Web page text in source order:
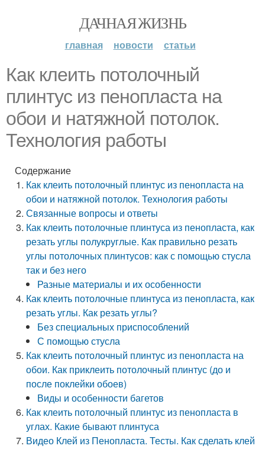
ДАЧНАЯ ЖИЗНЬ
главная новости статьи
Как клеить потолочный
плинтус из пенопласта на
обои и натяжной потолок.
Технология работы
Содержание
Как клеить потолочный плинтус из пенопласта на
обои и натяжной потолок. Технология работы
Связанные вопросы и ответы
Как клеить потолочные плинтуса из пенопласта, как
резать углы полукруглые. Как правильно резать
углы потолочных плинтусов: как с помощью стусла
так и без него
Разные материалы и их особенности
Как клеить потолочные плинтуса из пенопласта, как
резать углы. Как резать углы?
Без специальных приспособлений
С помощью стусла
Как клеить потолочный плинтус из пенопласта на
обои. Как приклеить потолочный плинтус (до и
после поклейки обоев)
Виды и особенности багетов
Как клеить потолочный плинтус из пенопласта в
углах. Какие бывают плинтуса
Видео Клей из Пенопласта. Тесты. Как сделать клей